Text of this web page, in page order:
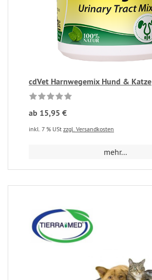
cdVet Harnwegemix Hund & Katze
ab 15,95 €
inkl. 7 % USt zzgl. Versandkosten
mehr...